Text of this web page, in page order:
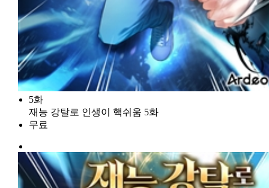
5화
재능 강탈로 인생이 핵쉬움 5화
무료